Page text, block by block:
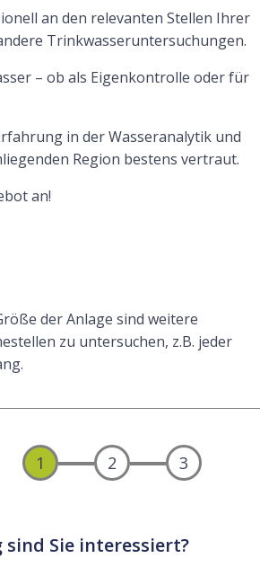
an den relevanten Stellen Ihrer
Trinkwasseruntersuchungen.
– ob als Eigenkontrolle oder für
in der Wasseranalytik und
Region bestens vertraut.
an!
der Anlage sind weitere
zu untersuchen, z.B. jeder
1 2 3
sind Sie interessiert?